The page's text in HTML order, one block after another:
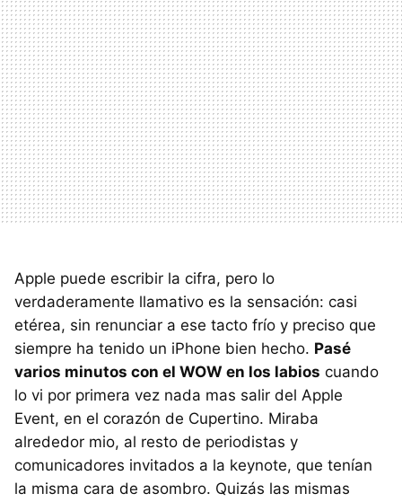
Apple puede escribir la cifra, pero lo
verdaderamente llamativo es la sensación: casi
etérea, sin renunciar a ese tacto frío y preciso que
siempre ha tenido un iPhone bien hecho. Pasé
varios minutos con el WOW en los labios cuando
lo vi por primera vez nada mas salir del Apple
Event, en el corazón de Cupertino. Miraba
alrededor mio, al resto de periodistas y
comunicadores invitados a la keynote, que tenían
la misma cara de asombro. Quizás las mismas